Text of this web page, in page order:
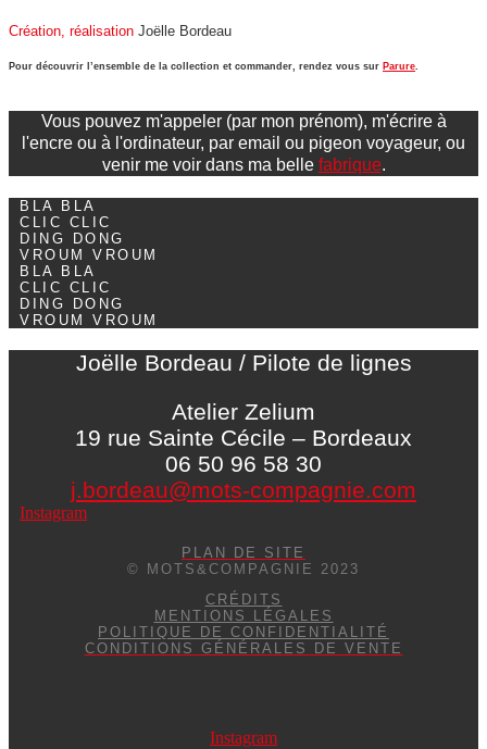
Création, réalisation Joëlle Bordeau
Pour découvrir l’ensemble de la collection et commander, rendez vous sur Parure
Vous pouvez m'appeler (par mon prénom), m'écrire à
l'encre ou à l'ordinateur, par email ou pigeon voyageur, ou
venir me voir dans ma belle fabrique.
BLA BLA
CLIC CLIC
DING DONG
VROUM VROUM
BLA BLA
CLIC CLIC
DING DONG
VROUM VROUM
Joëlle Bordeau / Pilote de lignes
Atelier Zelium
19 rue Sainte Cécile – Bordeaux
06 50 96 58 30
j.bordeau@mots-compagnie.com
Instagram
PLAN DE SITE
© MOTS&COMPAGNIE 2023
CRÉDITS
MENTIONS LÉGALES
POLITIQUE DE CONFIDENTIALITÉ
CONDITIONS GÉNÉRALES DE VENTE
Instagram